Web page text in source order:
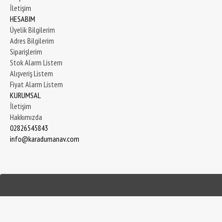
İletişim
HESABIM
Üyelik Bilgilerim
Adres Bilgilerim
Siparişlerim
Stok Alarm Listem
Alışveriş Listem
Fiyat Alarm Listem
KURUMSAL
İletişim
Hakkımızda
02826545843
info@karadumanav.com